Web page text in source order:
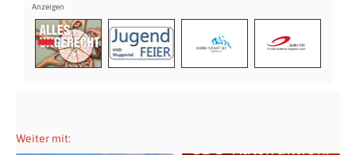
Weiter mit: